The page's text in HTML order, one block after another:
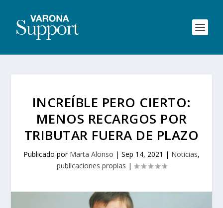
INCREÍBLE PERO CIERTO:
MENOS RECARGOS POR
TRIBUTAR FUERA DE PLAZO
Publicado por Marta Alonso | Sep 14, 2021 | Noticias,
publicaciones propias |